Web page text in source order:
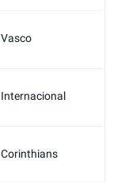
Vasco
Internacional
Corinthians